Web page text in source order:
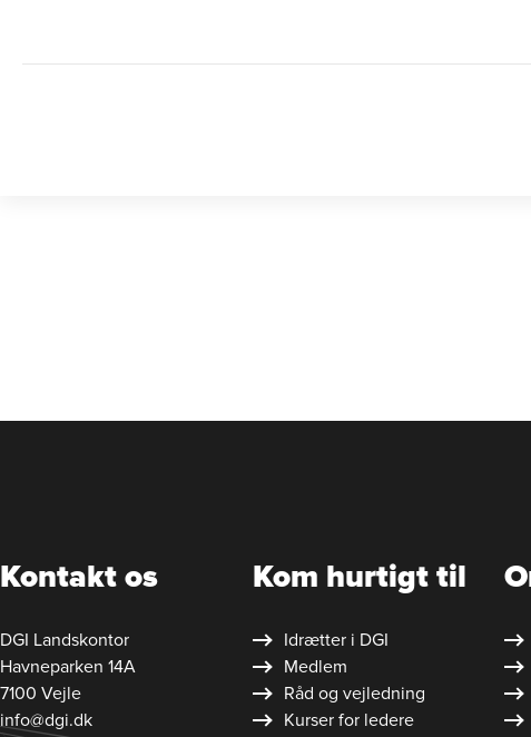
Kontakt os
DGI Landskontor
Havneparken 14A
7100 Vejle
info@dgi.dk
Kom hurtigt til
Idrætter i DGI
Medlem
Råd og vejledning
Kurser for ledere